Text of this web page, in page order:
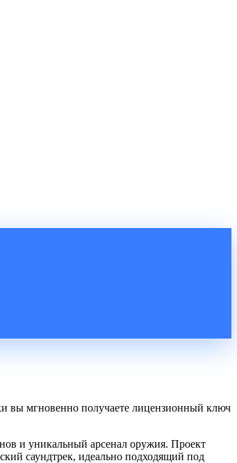
вы мгновенно получаете лицензионный ключ
и уникальный арсенал оружия. Проект
саундтрек, идеально подходящий под